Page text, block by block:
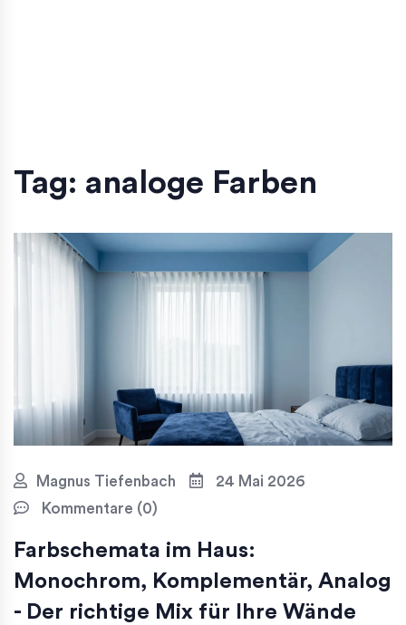
Tag: analoge Farben
Magnus Tiefenbach
24 Mai 2026
Kommentare (0)
Farbschemata im Haus:
Monochrom, Komplementär, Analog
- Der richtige Mix für Ihre Wände